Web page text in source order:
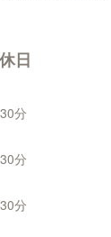
日
分
分
分